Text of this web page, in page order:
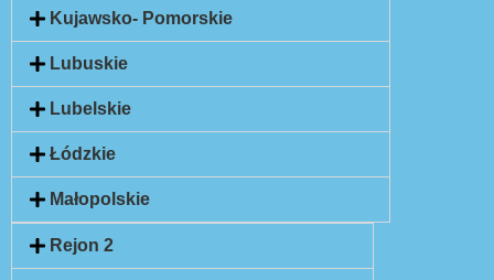
Rejon 2
Kujawsko- Pomorskie
Lubuskie
Lubelskie
Łódzkie
Małopolskie